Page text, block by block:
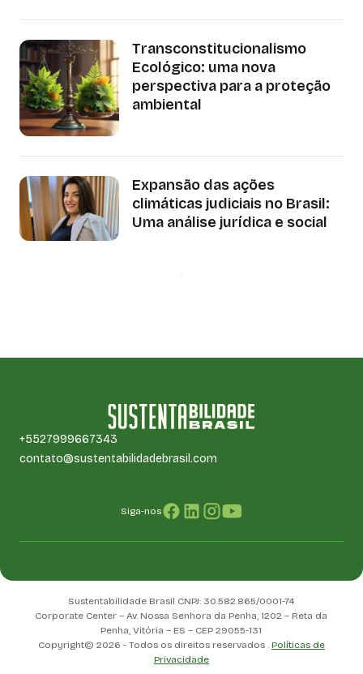
Transconstitucionalismo
Ecológico: uma nova
perspectiva para a proteção
ambiental
Expansão das ações
climáticas judiciais no Brasil:
Uma análise jurídica e social
+5527999667343
contato@sustentabilidadebrasil.com
Siga-nos
Sustentabilidade Brasil CNPJ: 30.582.865/0001-74
Corporate Center – Av. Nossa Senhora da Penha, 1202 – Reta da
Penha, Vitória – ES – CEP 29055-131
Copyright© 2026 - Todos os direitos reservados . Políticas de
Privacidade